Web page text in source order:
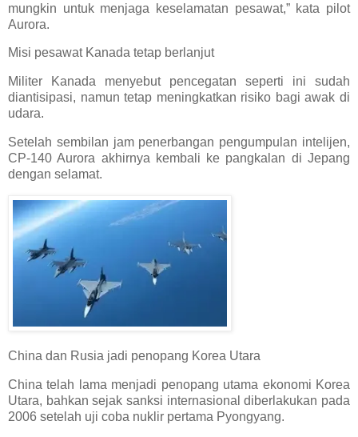
mungkin untuk menjaga keselamatan pesawat,” kata pilot
Aurora.
Misi pesawat Kanada tetap berlanjut
Militer Kanada menyebut pencegatan seperti ini sudah
diantisipasi, namun tetap meningkatkan risiko bagi awak di
udara.
Setelah sembilan jam penerbangan pengumpulan intelijen,
CP-140 Aurora akhirnya kembali ke pangkalan di Jepang
dengan selamat.
China dan Rusia jadi penopang Korea Utara
China telah lama menjadi penopang utama ekonomi Korea
Utara, bahkan sejak sanksi internasional diberlakukan pada
2006 setelah uji coba nuklir pertama Pyongyang.